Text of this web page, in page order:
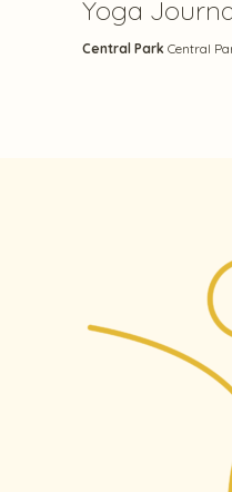
Yoga
Central Park Central